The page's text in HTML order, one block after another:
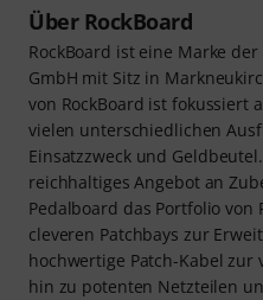
Über RockBoard
RockBoard ist eine Marke
GmbH mit Sitz in
von RockBoard ist fokussiert
vielen unterschiedlichen
Einsatzzweck und
reichhaltiges Angebot an
Pedalboard das Portfolio von
cleveren Patchbays zur
hochwertige Patch-Kabel
hin zu potenten Netzteilen